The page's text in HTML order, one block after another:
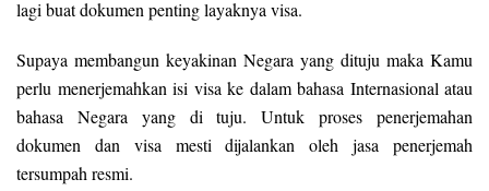
lagi buat dokumen penting layaknya visa.
Supaya membangun keyakinan Negara yang dituju maka Kamu
perlu menerjemahkan isi visa ke dalam bahasa Internasional atau
bahasa Negara yang di tuju. Untuk proses penerjemahan
dokumen dan visa mesti dijalankan oleh jasa penerjemah
tersumpah resmi.